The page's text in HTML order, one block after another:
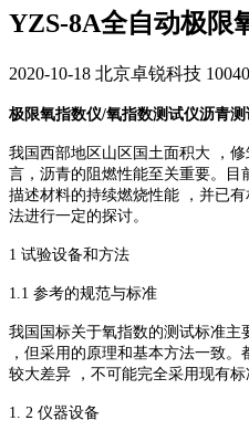
YZS-8A全自动极限
2020-10-18 北京卓锐科技 10040
极限氧指数仪/氧指数测试仪沥青
我国西部地区山区国土面积大 ，
言，沥青的阻燃性能至关重要。
描述材料的持续燃烧性能 ，并已
法进行一定的探讨。
1 试验设备和方法
1.1 参考的规范与标准
我国国标关于氧指数的测试标准
，但采用的原理和基本方法一致
较大差异 ，不可能完全采用现有
1. 2 仪器设备